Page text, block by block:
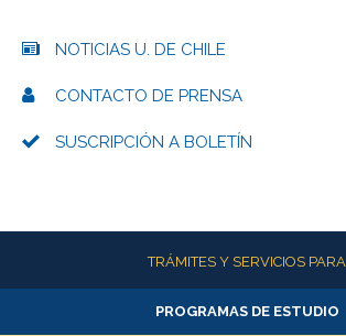
NOTICIAS U. DE CHILE
CONTACTO DE PRENSA
SUSCRIPCIÓN A BOLETÍN
Más informaciónTRÁMITES Y SERVICIOS PARA
Alumnas/os y exalumnas/os
PROGRAMAS DE ESTUDIO